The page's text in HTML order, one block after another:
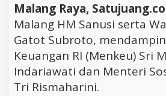
Malang Raya,
Malang HM Sanusi serta
Gatot Subroto,
Keuangan RI (Menkeu) Sri
Indariawati dan Menteri
Tri Rismaharini.